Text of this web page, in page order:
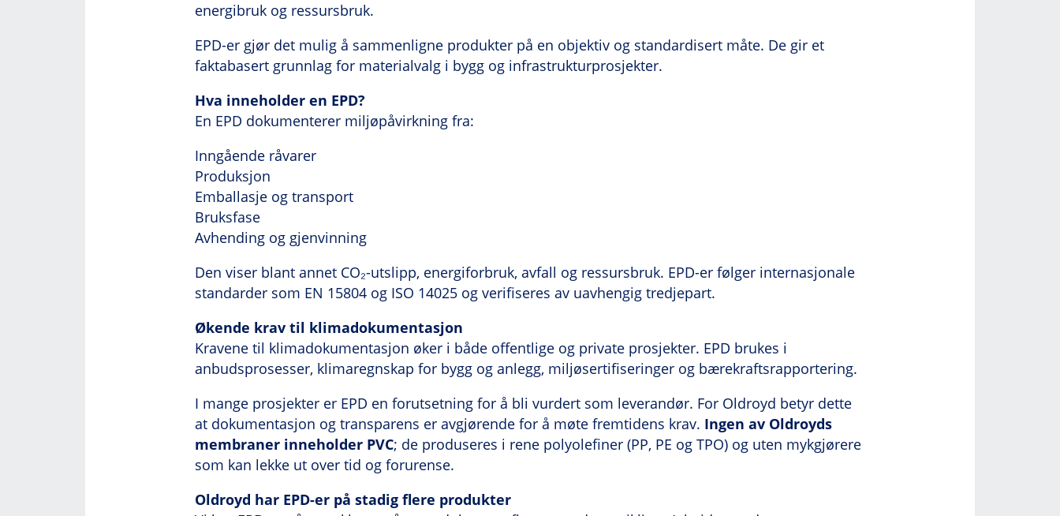
energibruk og ressursbruk.
EPD-er gjør det mulig å sammenligne produkter på en objektiv og standardisert måte. De gir et
faktabasert grunnlag for materialvalg i bygg og infrastrukturprosjekter.
Hva inneholder en EPD?
En EPD dokumenterer miljøpåvirkning fra:
Inngående råvarer
Produksjon
Emballasje og transport
Bruksfase
Avhending og gjenvinning
Den viser blant annet CO₂-utslipp, energiforbruk, avfall og ressursbruk. EPD-er følger internasjonale
standarder som EN 15804 og ISO 14025 og verifiseres av uavhengig tredjepart.
Økende krav til klimadokumentasjon
Kravene til klimadokumentasjon øker i både offentlige og private prosjekter. EPD brukes i
anbudsprosesser, klimaregnskap for bygg og anlegg, miljøsertifiseringer og bærekraftsrapportering.
I mange prosjekter er EPD en forutsetning for å bli vurdert som leverandør. For Oldroyd betyr dette
at dokumentasjon og transparens er avgjørende for å møte fremtidens krav. Ingen av Oldroyds
membraner inneholder PVC; de produseres i rene polyolefiner (PP, PE og TPO) og uten mykgjørere
som kan lekke ut over tid og forurense.
Oldroyd har EPD-er på stadig flere produkter